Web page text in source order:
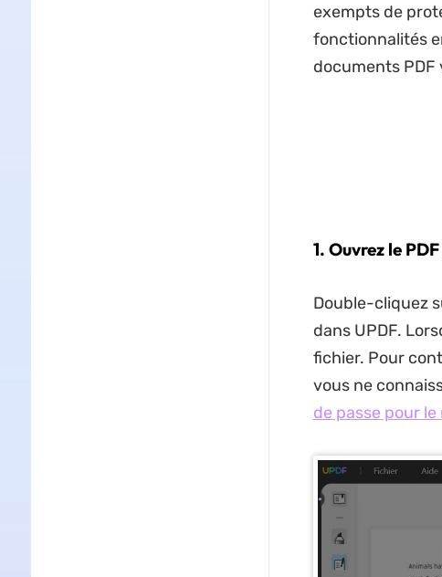
exempts de
fonctionnalités
documents PDF
1. Ouvrez le
Double-cliquez
dans UPDF.
fichier. Pour
vous ne
de passe pour